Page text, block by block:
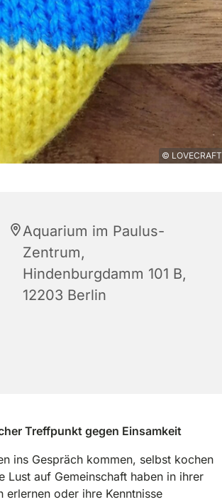
© LOVECRAFT
Aquarium im Paulus-
Zentrum,
Hindenburgdamm 101 B,
12203 Berlin
Treffpunkt gegen Einsamkeit
ins Gespräch kommen, selbst kochen
auf Gemeinschaft haben in ihrer
oder ihre Kenntnisse